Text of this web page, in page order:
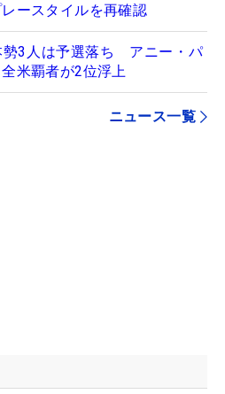
ースタイルを再確認
勢3人は予選落ち アニー・パ
米覇者が2位浮上
ニュース一覧